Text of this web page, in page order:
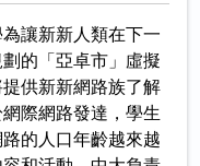
讓新新人類在下一
的「亞卓市」虛擬
供新新網路族了解
際網路發達，學生
的人口年齡越來越